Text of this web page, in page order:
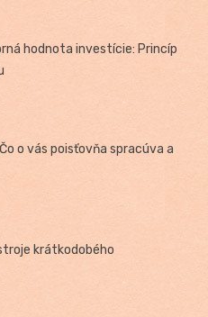
hodnota investície: Princíp
o vás poisťovňa spracúva a
krátkodobého